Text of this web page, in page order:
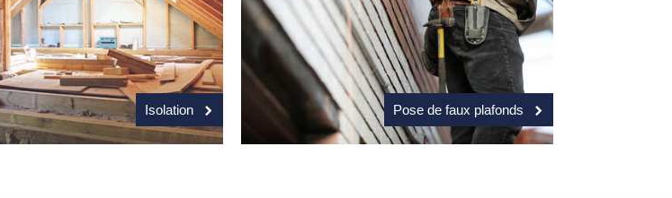
Isolation Pose de faux plafonds